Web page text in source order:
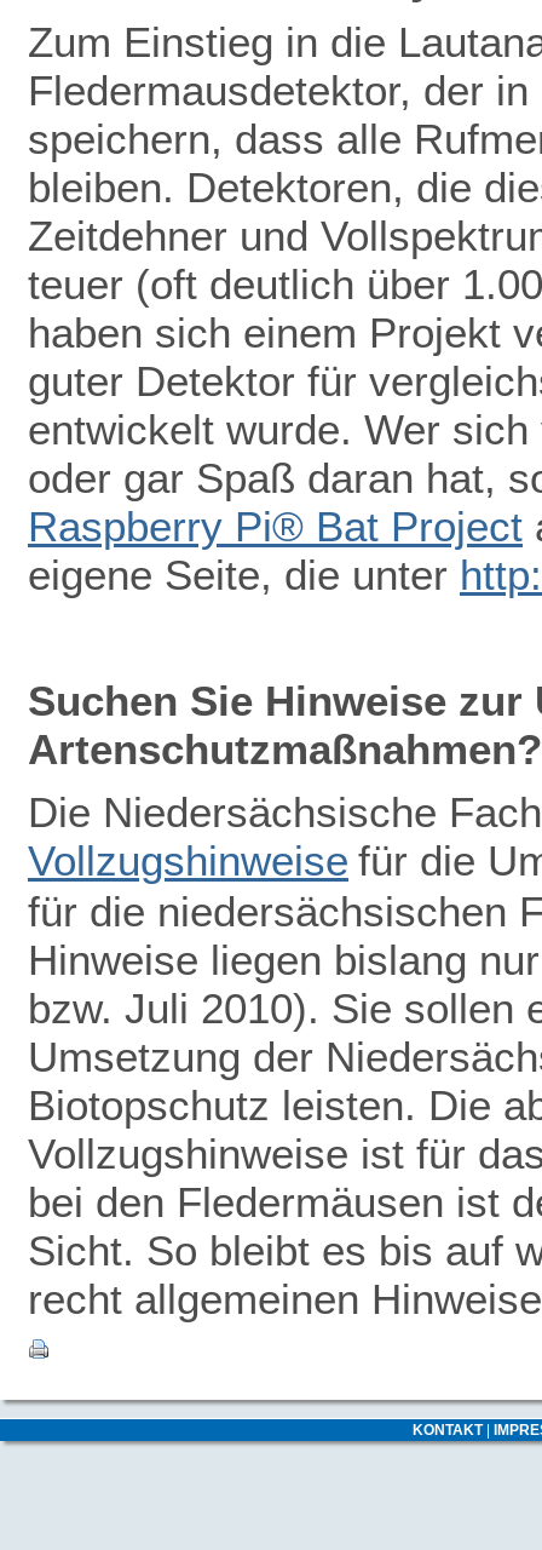
Zum Einstieg in die
Fledermausdetektor, der
speichern, dass alle
bleiben. Detektoren, die
Zeitdehner und
teuer (oft deutlich über
haben sich einem Projekt
guter Detektor für
entwickelt wurde. Wer
oder gar Spaß daran hat,
Raspberry Pi® Bat Project
eigene Seite, die unter
Suchen Sie Hinweise zur
Artenschutzmaßnahmen?
Die Niedersächsische
Vollzugshinweise für die
für die niedersächsischen
Hinweise liegen bislang
bzw. Juli 2010). Sie sollen
Umsetzung der
Biotopschutz leisten. Die
Vollzugshinweise ist für
bei den Fledermäusen ist
Sicht. So bleibt es bis auf
recht allgemeinen
KONTAKT|